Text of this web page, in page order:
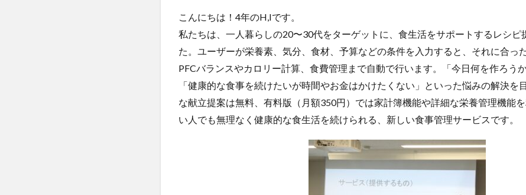
こんにちは！4年のH,Iです。
私たちは、一人暮らしの20〜30代をターゲットに、食生活をサポートするレシピ
た。ユーザーが栄養素、気分、食材、予算などの条件を入力すると、それに合っ
PFCバランスやカロリー計算、食費管理まで自動で行います。「今日何を作ろう
「健康的な食事を続けたいが時間やお金はかけたくない」といった悩みの解決を
な献立提案は無料、有料版（月額350円）では家計簿機能や詳細な栄養管理機能
い人でも無理なく健康的な食生活を続けられる、新しい食事管理サービスです。